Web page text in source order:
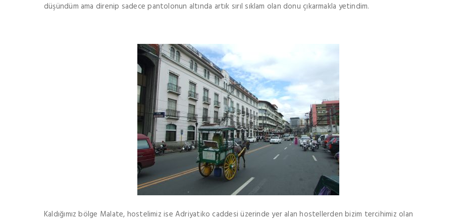
düşündüm ama direnip sadece pantolonun altında artık sırıl sıklam olan donu çıkarmakla yetindim.
Kaldığımız bölge Malate, hostelimiz ise Adriyatiko caddesi üzerinde yer alan hostellerden bizim tercihimiz olan